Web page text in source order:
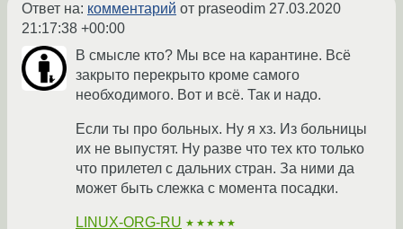
Ответ на: комментарий от praseodim 27.03.2020
21:17:38 +00:00
В смысле кто? Мы все на карантине. Всё
закрыто перекрыто кроме самого
необходимого. Вот и всё. Так и надо.
Если ты про больных. Ну я хз. Из больницы
их не выпустят. Ну разве что тех кто только
что прилетел с дальних стран. За ними да
может быть слежка с момента посадки.
LINUX-ORG-RU ★★★★★